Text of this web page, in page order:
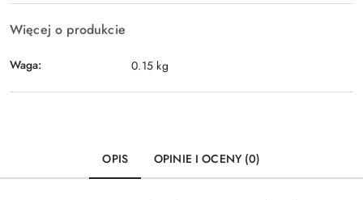
Więcej o produkcie
Waga: 0.15 kg
OPIS OPINIE I OCENY (0)